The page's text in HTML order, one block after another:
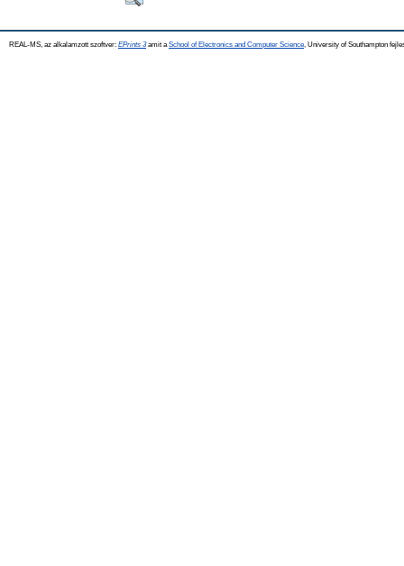
REAL-MS, az alkalamzott szoftver: EPrints 3amit a School of Electronics and Computer Science , University of Southampton